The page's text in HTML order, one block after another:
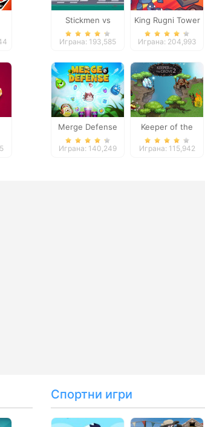
Stickmen vs
Zombies
Играна: 193,585
King Rugni Tower
Defense
Играна: 204,993
Merge Defense
Играна: 140,249
Keeper of the
Grove 2
Играна: 115,942
Спортни игри